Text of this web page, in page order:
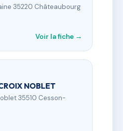
35220 Châteaubourg
Voir la fiche →
NOBLET
35510 Cesson-